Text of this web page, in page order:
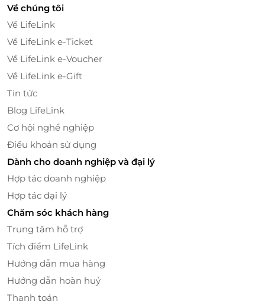
Về chúng tôi
Về LifeLink
Về LifeLink e-Ticket
Về LifeLink e-Voucher
Về LifeLink e-Gift
Tin tức
Blog LifeLink
Cơ hội nghề nghiệp
Điều khoản sử dụng
Dành cho doanh nghiệp và đại lý
Hợp tác doanh nghiệp
Hợp tác đại lý
Chăm sóc khách hàng
Trung tâm hỗ trợ
Tích điểm LifeLink
Hướng dẫn mua hàng
Hướng dẫn hoàn huỷ
Thanh toán